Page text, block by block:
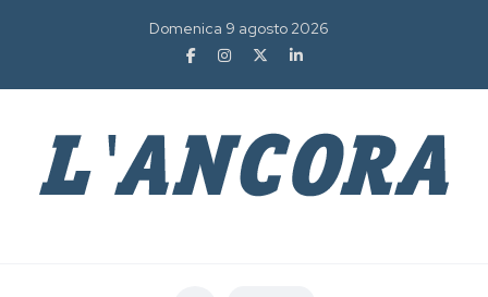
Domenica 9 agosto 2026